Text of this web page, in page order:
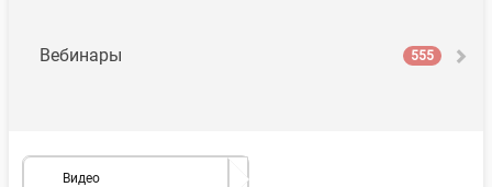
Вебинары 555
Видео